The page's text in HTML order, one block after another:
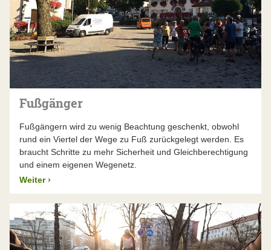
Fußgänger
Fußgängern wird zu wenig Beachtung geschenkt, obwohl
rund ein Viertel der Wege zu Fuß zurückgelegt werden. Es
braucht Schritte zu mehr Sicherheit und Gleichberechtigung
und einem eigenen Wegenetz.
Weiter ›